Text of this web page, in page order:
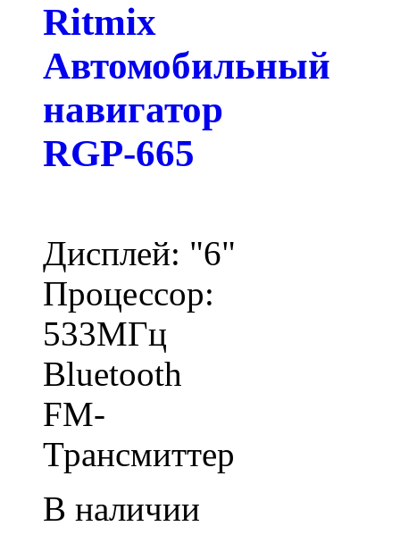
Ritmix
Автомобильный
навигатор
RGP-665
Дисплей: "6"
Процессор:
533МГц
Bluetooth
FM-
Трансмиттер
В наличии